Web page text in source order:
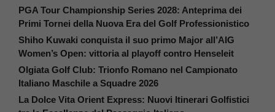
PGA Tour Championship Series 2028: Anteprima dei
Primi Tornei della Nuova Era del Golf Professionistico
Shiho Kuwaki conquista il suo primo Major all’AIG
Women’s Open: vittoria al playoff contro Henseleit
Olgiata Golf Club: Trionfo Romano nel Campionato
Italiano Maschile a Squadre 2026
La Dolce Vita Orient Express: Nuovi Itinerari Golfistici